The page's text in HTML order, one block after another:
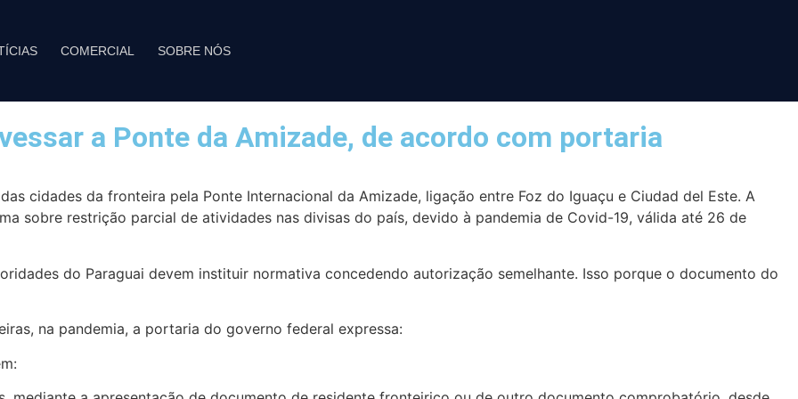
COMERCIAL SOBRE NÓS
a Ponte da Amizade, de acordo com portaria
cidades da fronteira pela Ponte Internacional da Amizade, ligação entre Foz do Iguaçu e Ciudad del Este. A
sobre restrição parcial de atividades nas divisas do país, devido à pandemia de Covid-19, válida até 26 de
do Paraguai devem instituir normativa concedendo autorização semelhante. Isso porque o documento do
na pandemia, a portaria do governo federal expressa: